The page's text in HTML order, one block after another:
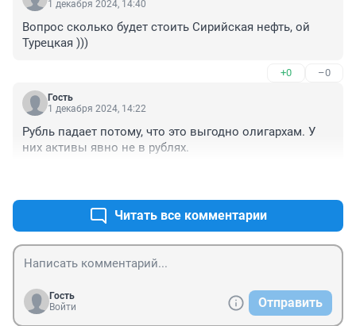
1 декабря 2024, 14:40
Вопрос сколько будет стоить Сирийская нефть, ой
Турецкая )))
+0 –0
Гость
1 декабря 2024, 14:22
Рубль падает потому, что это выгодно олигархам. У
них активы явно не в рублях.
Читать все комментарии
Гость
Войти
Отправить